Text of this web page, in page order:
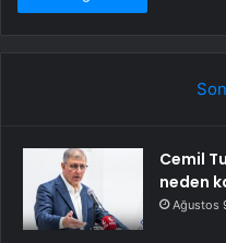
Cemil
neden
Ağustos